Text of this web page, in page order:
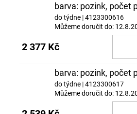
barva: pozink, počet
do týdne | 4123300616
Můžeme doručit do:
2 377 Kč
barva: pozink, počet
do týdne | 4123300617
Můžeme doručit do: